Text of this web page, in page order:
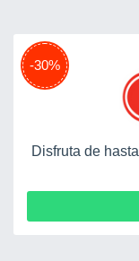
-30%
Disfruta de